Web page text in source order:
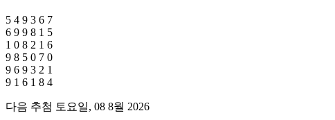
5 4 9 3 6 7
6 9 9 8 1 5
1 0 8 2 1 6
9 8 5 0 7 0
9 6 9 3 2 1
9 1 6 1 8 4
다음 추첨 토요일, 08 8월 2026